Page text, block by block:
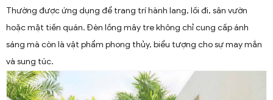
Thường được ứng dụng để trang trí hành lang, lối đi, sân vườn
hoặc mặt tiền quán. Đèn lồng mây tre không chỉ cung cấp ánh
sáng mà còn là vật phẩm phong thủy, biểu tượng cho sự may mắn
và sung túc.